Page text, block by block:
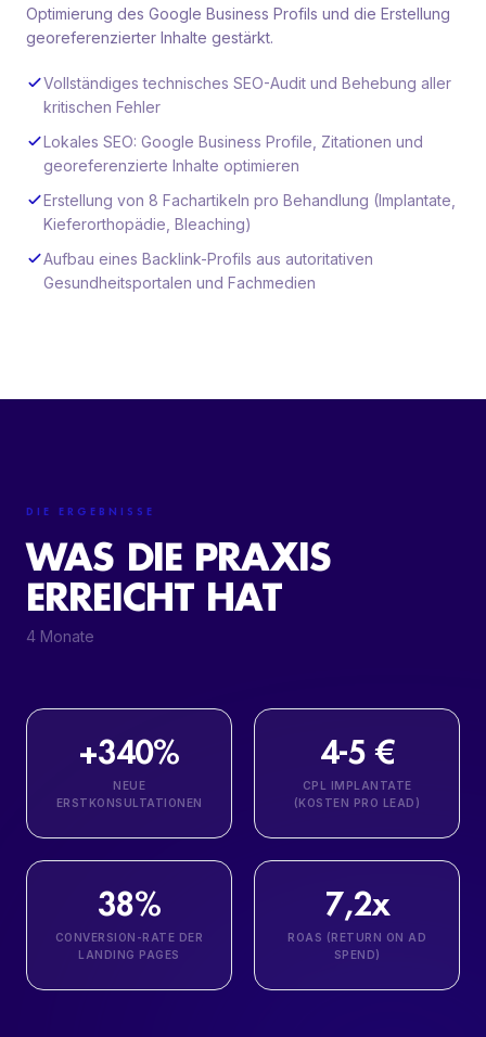
Optimierung des Google Business Profils und die Erstellung
georeferenzierter Inhalte gestärkt.
Vollständiges technisches SEO-Audit und Behebung aller
kritischen Fehler
Lokales SEO: Google Business Profile, Zitationen und
georeferenzierte Inhalte optimieren
Erstellung von 8 Fachartikeln pro Behandlung (Implantate,
Kieferorthopädie, Bleaching)
Aufbau eines Backlink-Profils aus autoritativen
Gesundheitsportalen und Fachmedien
DIE ERGEBNISSE
WAS DIE PRAXIS
ERREICHT HAT
4 Monate
+340%
NEUE
ERSTKONSULTATIONEN
4-5 €
CPL IMPLANTATE
(KOSTEN PRO LEAD)
38%
CONVERSION-RATE DER
LANDING PAGES
7,2x
ROAS (RETURN ON AD
SPEND)